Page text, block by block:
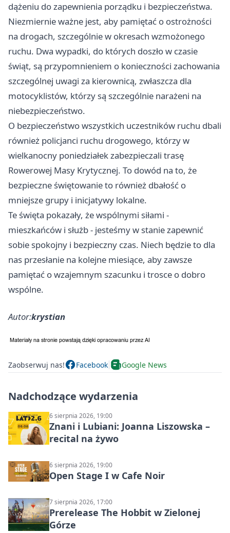
dążeniu do zapewnienia porządku i bezpieczeństwa.
Niezmiernie ważne jest, aby pamiętać o ostrożności
na drogach, szczególnie w okresach wzmożonego
ruchu. Dwa wypadki, do których doszło w czasie
świąt, są przypomnieniem o konieczności zachowania
szczególnej uwagi za kierownicą, zwłaszcza dla
motocyklistów, którzy są szczególnie narażeni na
niebezpieczeństwo.
O bezpieczeństwo wszystkich uczestników ruchu dbali
również policjanci ruchu drogowego, którzy w
wielkanocny poniedziałek zabezpieczali trasę
Rowerowej Masy Krytycznej. To dowód na to, że
bezpieczne świętowanie to również dbałość o
mniejsze grupy i inicjatywy lokalne.
Te święta pokazały, że wspólnymi siłami -
mieszkańców i służb - jesteśmy w stanie zapewnić
sobie spokojny i bezpieczny czas. Niech będzie to dla
nas przesłanie na kolejne miesiące, aby zawsze
pamiętać o wzajemnym szacunku i trosce o dobro
wspólne.
Autor:krystian
Zaobserwuj nas! Facebook Google News
Nadchodzące wydarzenia
6 sierpnia 2026, 19:00
Znani i Lubiani: Joanna Liszowska –
recital na żywo
6 sierpnia 2026, 19:00
Open Stage I w Cafe Noir
7 sierpnia 2026, 17:00
Prerelease The Hobbit w Zielonej
Górze